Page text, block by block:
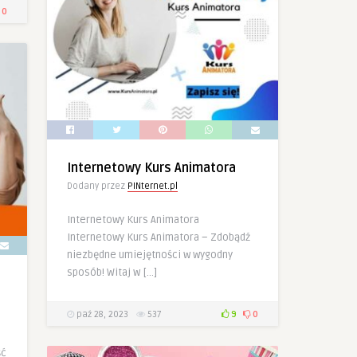
0
Internetowy Kurs Animatora
Dodany przez PINternet.pl
Internetowy Kurs Animatora
Internetowy Kurs Animatora – Zdobądź
niezbędne umiejętności w wygodny
sposób! Witaj w […]
paź 28, 2023 537 9 0